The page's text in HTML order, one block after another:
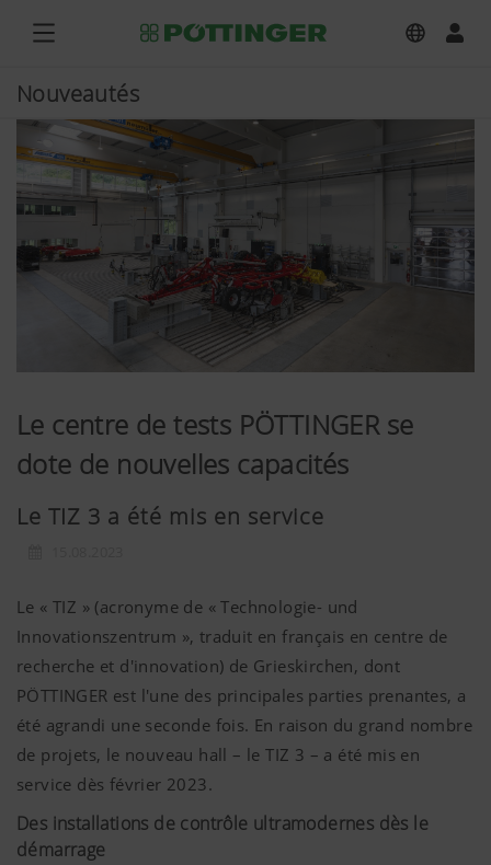
Nouveautés
Le centre de tests PÖTTINGER se
dote de nouvelles capacités
Le TIZ 3 a été mis en service
Le « TIZ » (acronyme de « Technologie- und
Innovationszentrum », traduit en français en centre de
recherche et d'innovation) de Grieskirchen, dont
PÖTTINGER est l'une des principales parties prenantes, a
été agrandi une seconde fois. En raison du grand nombre
de projets, le nouveau hall – le TIZ 3 – a été mis en
service dès février 2023.
Des installations de contrôle ultramodernes dès le
démarrage